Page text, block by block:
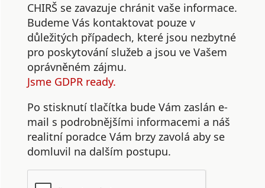
CHIRŠ se zavazuje chránit vaše informace.
Budeme Vás kontaktovat pouze v
důležitých případech, které jsou nezbytné
pro poskytování služeb a jsou ve Vašem
oprávněném zájmu.
Jsme GDPR ready.
Po stisknutí tlačítka bude Vám zaslán e-
mail s podrobnějšími informacemi a náš
realitní poradce Vám brzy zavolá aby se
domluvil na dalším postupu.